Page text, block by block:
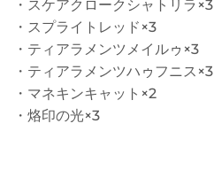
・スケアクロークシャトリラ×3
・スプライトレッド×3
・ティアラメンツメイルゥ×3
・ティアラメンツハゥフニス×3
・マネキンキャット×2
・烙印の光×3